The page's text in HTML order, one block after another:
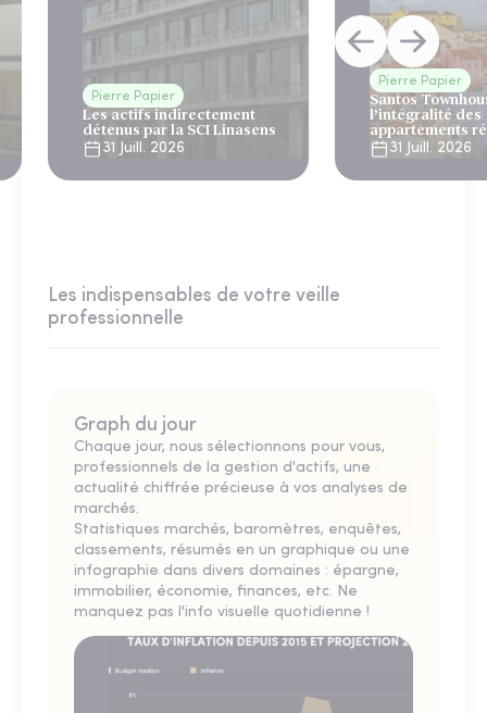
Pierre Papier
Les actifs indirectement
détenus par la SCI Linasens
31 Juill. 2026
Pierre Papier
Santos
l’intégralité des
appartements
Lisbonne
31 Juill. 2026
Les indispensables de votre veille
professionnelle
Graph du jour
Chaque jour, nous sélectionnons pour vous,
professionnels de la gestion d'actifs, une
actualité chiffrée précieuse à vos analyses de
marchés.
Statistiques marchés, baromètres, enquêtes,
classements, résumés en un graphique ou une
infographie dans divers domaines : épargne,
immobilier, économie, finances, etc. Ne
manquez pas l'info visuelle quotidienne !